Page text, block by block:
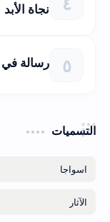
نجاة الأبد
رسالة في
التسميات